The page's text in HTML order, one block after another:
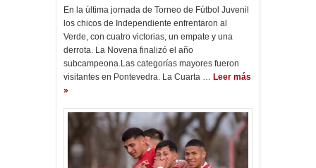
En la última jornada de Torneo de Fútbol Juvenil
los chicos de Independiente enfrentaron al
Verde, con cuatro victorias, un empate y una
derrota. La Novena finalizó el año
subcampeona.Las categorías mayores fueron
visitantes en Pontevedra. La Cuarta … Leer más
»